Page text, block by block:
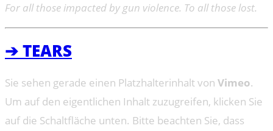
For all those impacted by gun violence. To all those lost.
➔ TEARS
Sie sehen gerade einen Platzhalterinhalt von Vimeo.
Um auf den eigentlichen Inhalt zuzugreifen, klicken Sie
auf die Schaltfläche unten. Bitte beachten Sie, dass